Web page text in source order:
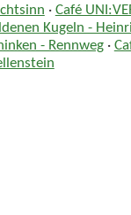
· Café
Kugeln -
- Rennweg·